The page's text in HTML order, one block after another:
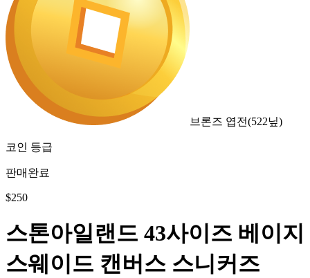
브론즈 엽전(522닢)
코인 등급
판매완료
$250
스톤아일랜드 43사이즈 베이지
스웨이드 캔버스 스니커즈